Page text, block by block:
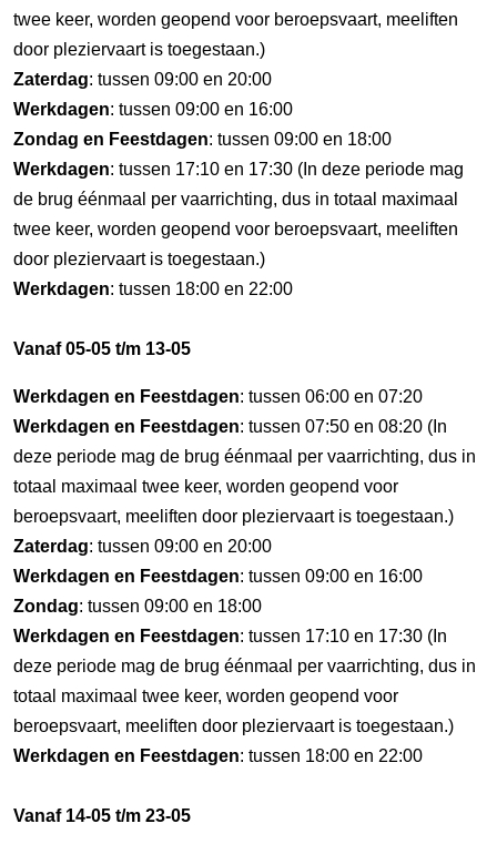
twee keer, worden geopend voor beroepsvaart, meeliften
door pleziervaart is toegestaan.)
Zaterdag: tussen 09:00 en 20:00
Werkdagen: tussen 09:00 en 16:00
Zondag en Feestdagen: tussen 09:00 en 18:00
Werkdagen: tussen 17:10 en 17:30 (In deze periode mag
de brug éénmaal per vaarrichting, dus in totaal maximaal
twee keer, worden geopend voor beroepsvaart, meeliften
door pleziervaart is toegestaan.)
Werkdagen: tussen 18:00 en 22:00
Vanaf 05-05 t/m 13-05
Werkdagen en Feestdagen: tussen 06:00 en 07:20
Werkdagen en Feestdagen: tussen 07:50 en 08:20 (In
deze periode mag de brug éénmaal per vaarrichting, dus in
totaal maximaal twee keer, worden geopend voor
beroepsvaart, meeliften door pleziervaart is toegestaan.)
Zaterdag: tussen 09:00 en 20:00
Werkdagen en Feestdagen: tussen 09:00 en 16:00
Zondag: tussen 09:00 en 18:00
Werkdagen en Feestdagen: tussen 17:10 en 17:30 (In
deze periode mag de brug éénmaal per vaarrichting, dus in
totaal maximaal twee keer, worden geopend voor
beroepsvaart, meeliften door pleziervaart is toegestaan.)
Werkdagen en Feestdagen: tussen 18:00 en 22:00
Vanaf 14-05 t/m 23-05